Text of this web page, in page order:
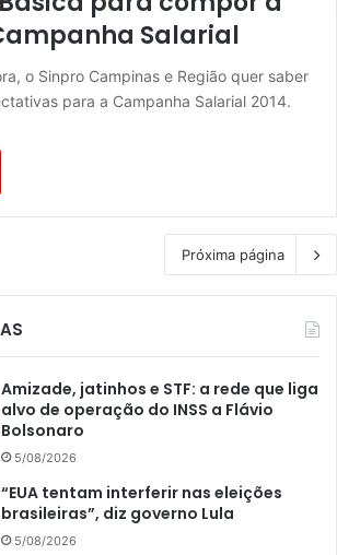
Salarial
o Sinpro Campinas e Região quer saber
para a Campanha Salarial 2014.
Próxima página
Amizade, jatinhos e STF: a rede que liga
alvo de operação do INSS a Flávio
Bolsonaro
5/08/2026
“EUA tentam interferir nas eleições
brasileiras”, diz governo Lula
5/08/2026